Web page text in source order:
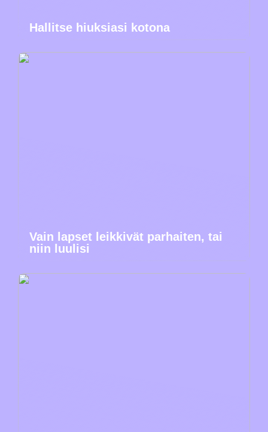
Hallitse hiuksiasi kotona
Vain lapset leikkivät parhaiten, tai
niin luulisi